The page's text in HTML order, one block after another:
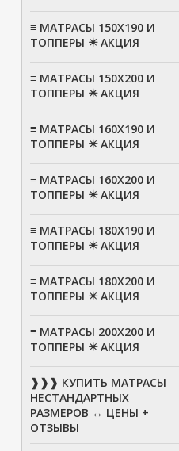
≡ МАТРАСЫ 150Х190 И
ТОППЕРЫ ✴️ АКЦИЯ
≡ МАТРАСЫ 150Х200 И
ТОППЕРЫ ✴️ АКЦИЯ
≡ МАТРАСЫ 160Х190 И
ТОППЕРЫ ✴️ АКЦИЯ
≡ МАТРАСЫ 160Х200 И
ТОППЕРЫ ✴️ АКЦИЯ
≡ МАТРАСЫ 180Х190 И
ТОППЕРЫ ✴️ АКЦИЯ
≡ МАТРАСЫ 180Х200 И
ТОППЕРЫ ✴️ АКЦИЯ
≡ МАТРАСЫ 200Х200 И
ТОППЕРЫ ✴️ АКЦИЯ
❱❱❱ КУПИТЬ МАТРАСЫ
НЕСТАНДАРТНЫХ
РАЗМЕРОВ ↔ ЦЕНЫ +
ОТЗЫВЫ